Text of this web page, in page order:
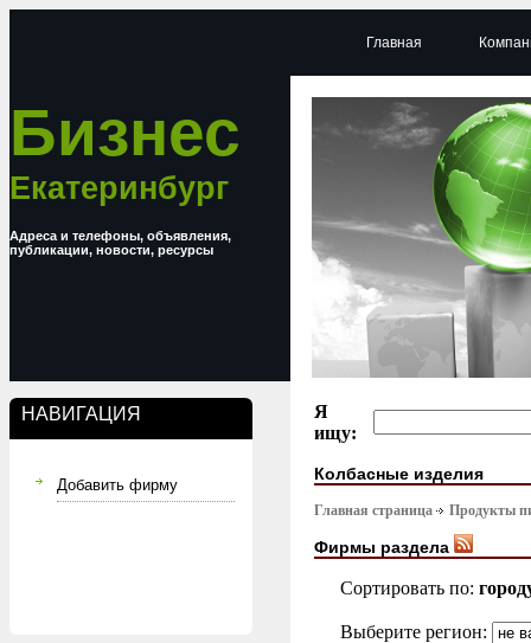
Бизнес
Екатеринбург
Адреса и телефоны, объявления,
публикации, новости, ресурсы
НАВИГАЦИЯ
Добавить фирму
Главная
Я
ищу:
Колбасные изделия
Главная страница Продукты
Фирмы раздела
Сортировать по:
Выберите регион: